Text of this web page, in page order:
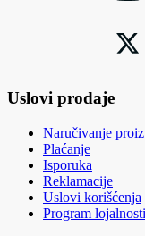
Uslovi prodaje
Naručivanje
Plaćanje
Isporuka
Reklamacije
Uslovi korišćenja
Program lojalnosti